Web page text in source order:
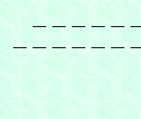
＿＿＿＿＿＿
＿＿＿＿＿＿